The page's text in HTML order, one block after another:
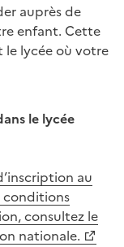
auprès de
enfant. Cette
lycée où votre
le lycée
au
conditions
consultez le
nationale.